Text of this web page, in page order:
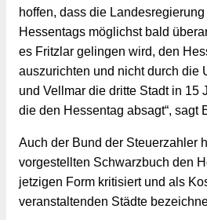
hoffen, dass die
Hessentags möglichst bald
es Fritzlar gelingen wird, den
auszurichten und nicht durch die
und Vellmar die dritte Stadt in 15
die den Hessentag absagt“, sagt
Auch der Bund der Steuerzahler
vorgestellten Schwarzbuch den
jetzigen Form kritisiert und als
veranstaltenden Städte